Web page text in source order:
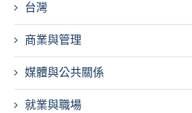
台灣
商業與管理
媒體與公共關係
就業與職場